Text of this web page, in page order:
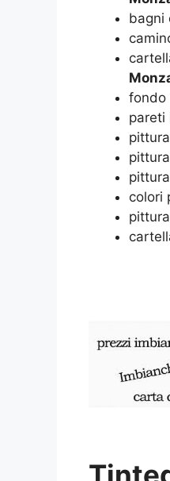
bagni
fondo
pareti
colori